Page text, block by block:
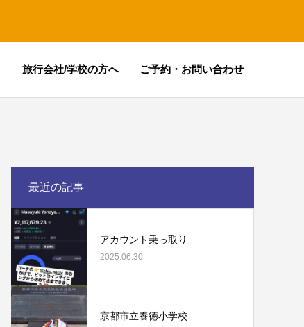
旅行会社/学校の方へ ご予約・お問い合わせ
最近の記事
アカウント乗っ取り
2025.06.30
京都市立養徳小学校